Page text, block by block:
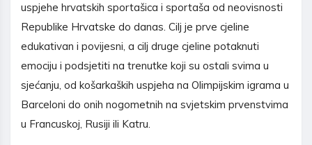
uspjehe hrvatskih sportašica i sportaša od neovisnosti
Republike Hrvatske do danas. Cilj je prve cjeline
edukativan i povijesni, a cilj druge cjeline potaknuti
emociju i podsjetiti na trenutke koji su ostali svima u
sjećanju, od košarkaških uspjeha na Olimpijskim igrama u
Barceloni do onih nogometnih na svjetskim prvenstvima
u Francuskoj, Rusiji ili Katru.